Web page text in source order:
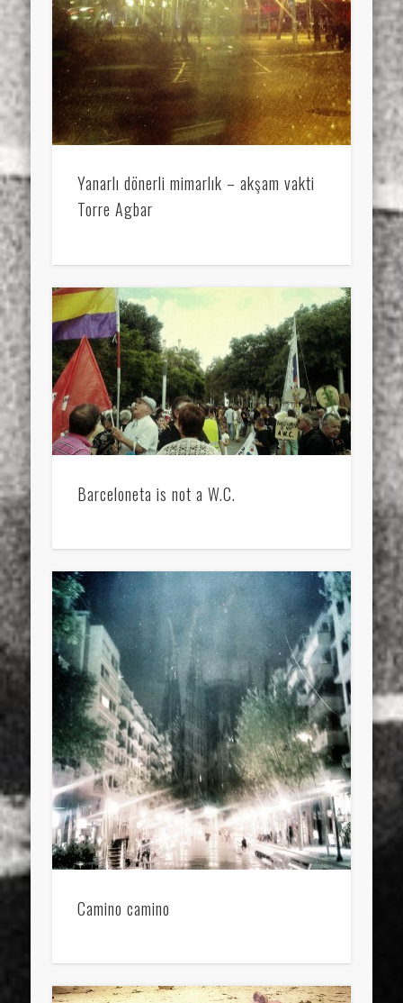
Yanarlı dönerli mimarlık – akşam vakti
Torre Agbar
Barceloneta is not a W.C.
Camino camino